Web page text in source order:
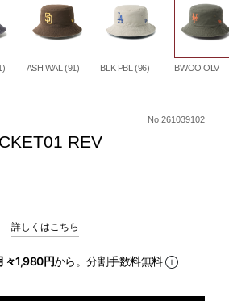
ASH WAL (91) BLK PBL (96) BWOO OLV
No.261039102
REV
詳しくはこちら
々1,980円から。分割手数料無料